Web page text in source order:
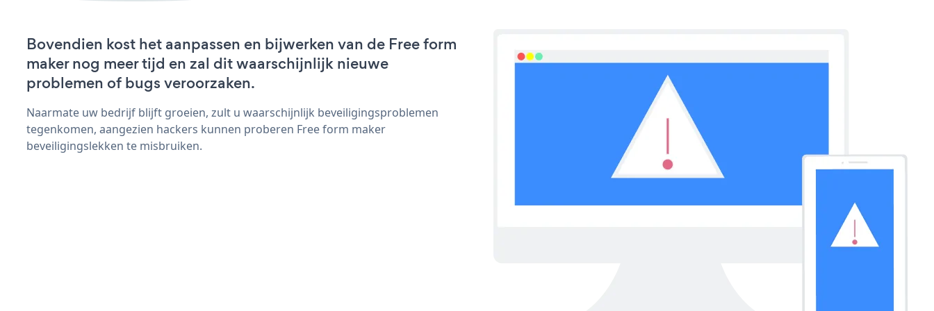
Bovendien kost het aanpassen en bijwerken van de Free form
maker nog meer tijd en zal dit waarschijnlijk nieuwe
problemen of bugs veroorzaken.
Naarmate uw bedrijf blijft groeien, zult u waarschijnlijk beveiligingsproblemen
tegenkomen, aangezien hackers kunnen proberen Free form maker
beveiligingslekken te misbruiken.